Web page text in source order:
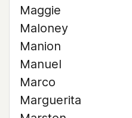
Maggie
Maloney
Manion
Manuel
Marco
Marguerita